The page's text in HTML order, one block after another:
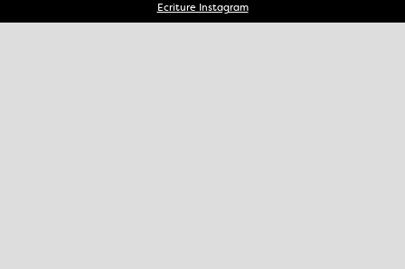
Ecriture Instagram